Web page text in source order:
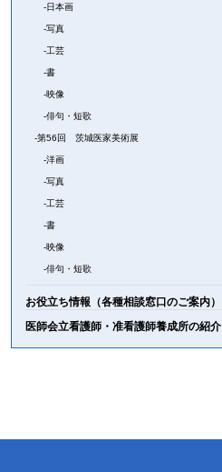
日本画
写真
工芸
書
映像
俳句・短歌
第56回 茨城医家美術展
洋画
写真
工芸
書
映像
俳句・短歌
お役立ち情報（各種相談窓口のご案内）
医師会立看護師・准看護師養成所の紹介